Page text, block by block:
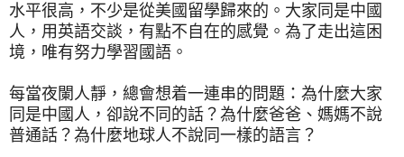
水平很高，不少是從美國留學歸來的。大家同是中國
人，用英語交談，有點不自在的感覺。為了走出這困
境，唯有努力學習國語。
每當夜闌人靜，總會想着一連串的問題：為什麼大家
同是中國人，卻說不同的話？為什麼爸爸、媽媽不說
普通話？為什麼地球人不說同一樣的語言？